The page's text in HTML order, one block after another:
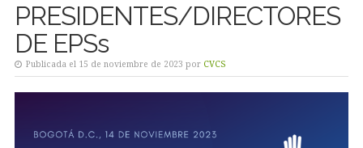
PRESIDENTES/DIRECTORES
DE EPSs
Publicada el 15 de noviembre de 2023 por CVCS